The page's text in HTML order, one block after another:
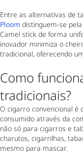
Entre as alternativas de
Ploom distinguem-se
Camel stick de forma
inovador minimiza o
tradicional, oferecendo
Como
tradicionais?
O cigarro convencional é
consumido através da
não só para cigarros e
charutos, cigarrilhas,
mesmo para mascar.